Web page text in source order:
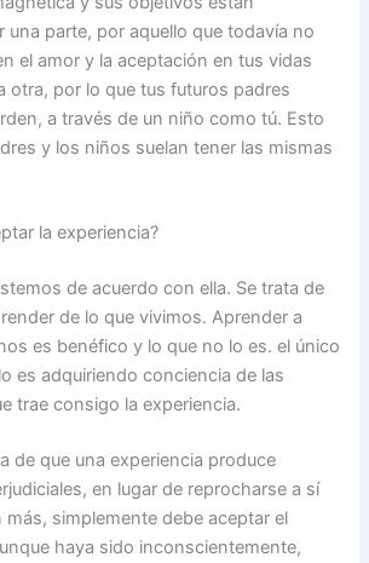
una parte, por aquello que todavía no
el amor y la aceptación en tus vidas
otra, por lo que tus futuros padres
a través de un niño como tú. Esto
y los niños suelan tener las mismas
la experiencia?
de acuerdo con ella. Se trata de
de lo que vivimos. Aprender a
es benéfico y lo que no lo es. el único
es adquiriendo conciencia de las
trae consigo la experiencia.
de que una experiencia produce
en lugar de reprocharse a sí
más, simplemente debe aceptar el
haya sido inconscientemente,